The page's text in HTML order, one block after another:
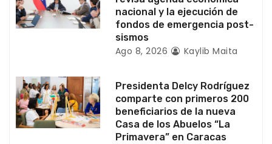
n
t
a
d
nacional y la ejecución de
fondos de emergencia post-
sismos
Ago 8, 2026 Kaylib Maita
Presidenta Delcy Rodríguez
comparte con primeros 200
beneficiarios de la nueva
Casa de los Abuelos “La
Primavera” en Caracas